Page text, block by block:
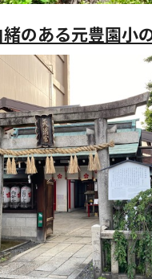
のある元豊園小